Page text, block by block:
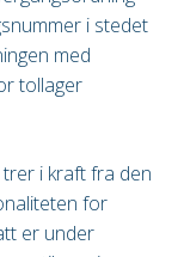
i stedet
med
tollager
i kraft fra den
for
er under